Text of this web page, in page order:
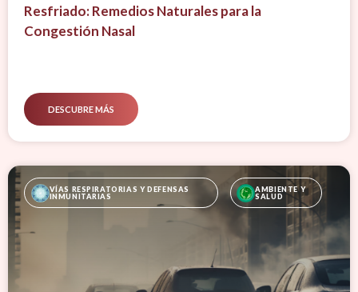
Resfriado: Remedios Naturales para la
Congestión Nasal
DESCUBRE MÁS
VÍAS RESPIRATORIAS Y DEFENSAS
INMUNITARIAS
AMBIENTE Y
SALUD